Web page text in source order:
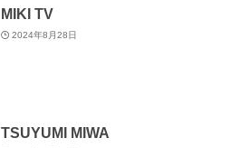
MIKI TV
2024年8月28日
TSUYUMI MIWA